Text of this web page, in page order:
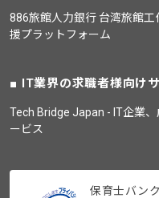
886旅館人力銀行 台湾旅館
援プラットフォーム
IT業界の求職者様向け
Tech Bridge Japan - IT企業
ービス
保育士バン